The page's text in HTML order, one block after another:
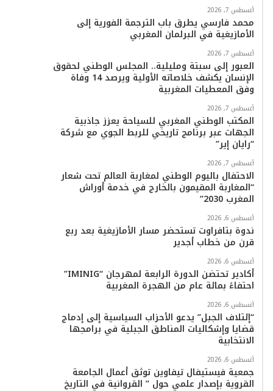
أغسطس 7, 2026
محمد فارسي يطرق باب الترجمة الفورية إلى
الأمازيغية في البرلمان المغربي
أغسطس 7, 2026
العبور إلى سبتة ومليلية.. المجلس الوطني لحقوق
الإنسان يكشف خلاصاته الأولية ويرصد 14 وفاة
وفق المعطيات المغربية
أغسطس 7, 2026
المكتب الوطني المغربي للسياحة يعزز جاذبية
الجهات عبر برنامج تاريخي للربط الجوي مع شركة
“رايان إير”
أغسطس 7, 2026
الاحتفال باليوم الوطني لمغاربة العالم تحت شعار
“المغاربة المقيمون بالخارج في خدمة أوراش
المغرب 2030”
أغسطس 6, 2026
ندوة بتافراوت تستحضر مسار الأمازيغية بعد ربع
قرن من خطاب أجدير
أغسطس 6, 2026
أكادير تحتضن الدورة الرابعة لمهرجان “IMINIG”
احتفاءً بمائة عام من الهجرة المغربية
أغسطس 6, 2026
“إئتلاف الجبل” يدعو الأحزاب السياسية إلى إدماج
قضايا وإشكاليات المناطق الجبلية في برامجها
الانتخابية
أغسطس 6, 2026
جمعية فيستيفال تيفاوين توثق أعمال الجامعة
القروية بإصدار علمي حول ” القروانية في التاريخ